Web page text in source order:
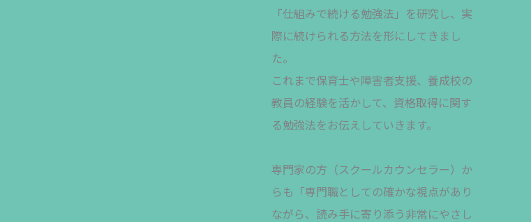
「仕組みで続ける勉強法」を研究し、実
際に続けられる方法を形にしてきまし
た。
これまで保育士や障害者支援、養成校の
教員の経験を活かして、資格取得に関す
る勉強法をお伝えしていきます。
専門家の方（スクールカウンセラー）か
らも「専門職としての確かな視点があり
ながら、読み手に寄り添う非常にやさし